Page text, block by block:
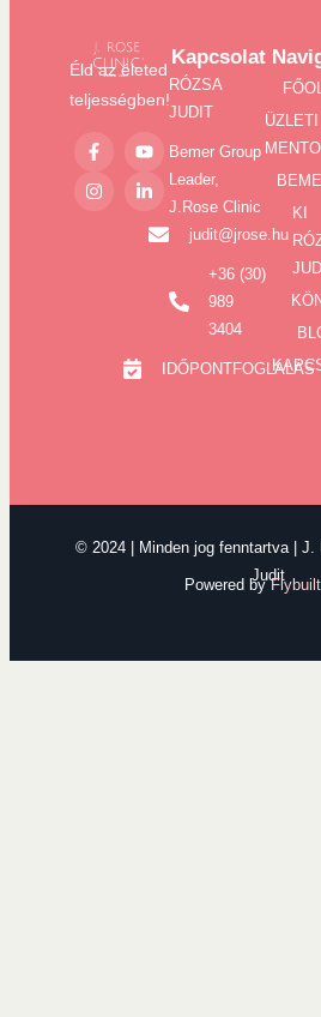
Éld az életed
teljességben!
Kapcsolat
RÓZSA
JUDIT
Bemer Group
Leader,
J.Rose Clinic
judit@jrose.hu
+36 (30)
989
3404
IDŐPONTFOGLALÁS
ÜZLETI
KI
© 2024 | Minden jog fenntartva | J.
Judit
Powered byFlybuilt